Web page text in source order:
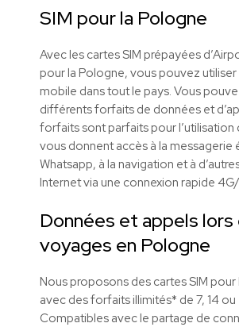
SIM pour la Pologne
Avec les cartes SIM prépayées
pour la Pologne, vous pouvez utiliser
mobile dans tout le pays. Vous
différents forfaits de données et
forfaits sont parfaits pour l’utilisation
vous donnent accès à la messagerie
Whatsapp, à la navigation et à
Internet via une connexion rapide
Données et appels lors
voyages en Pologne
Nous proposons des cartes SIM
avec des forfaits illimités* de 7, 14 ou
Compatibles avec le partage de